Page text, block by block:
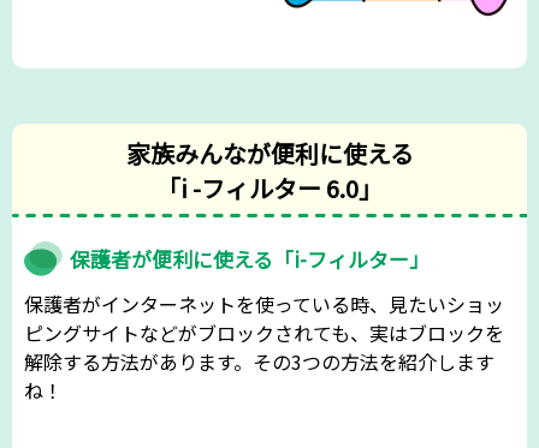
家族みんなが便利に使える
「i -フィルター 6.0」
保護者が便利に使える「i-フィルター」
保護者がインターネットを使っている時、見たいショッ
ピングサイトなどがブロックされても、実はブロックを
解除する方法があります。その3つの方法を紹介します
ね！